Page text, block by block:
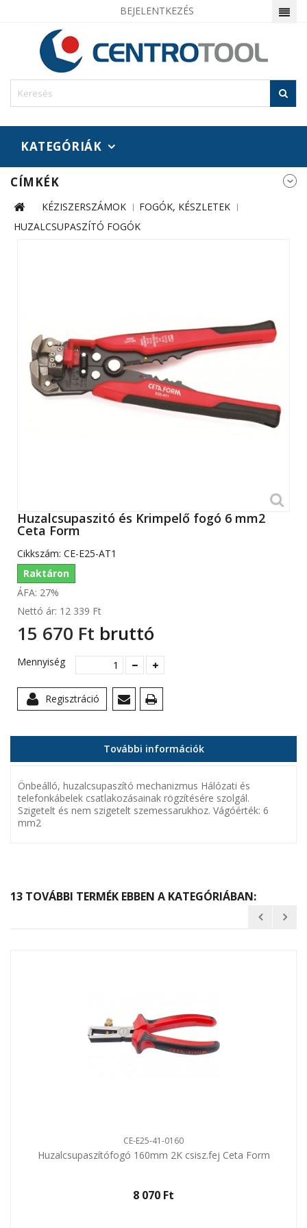
BEJELENTKEZÉS
KATEGÓRIÁK
CÍMKÉK
KÉZISZERSZÁMOK
FOGÓK, KÉSZLETEK
HUZALCSUPASZÍTÓ FOGÓK
Huzalcsupaszitó és Krimpelő fogó 6 mm2
Ceta Form
Cikkszám: CE-E25-AT1
Raktáron
ÁFA: 27%
Nettó ár: 12 339 Ft‎
15 670 Ft‎ bruttó
Mennyiség
Regisztráció
További információk
Önbeálló, huzalcsupaszító mechanizmus Hálózati és
telefonkábelek csatlakozásainak rögzítésére szolgál.
Szigetelt és nem szigetelt szemessarukhoz. Vágóérték: 6
mm2
13 TOVÁBBI TERMÉK EBBEN A KATEGÓRIÁBAN:
CE-E25-41-0160
Huzalcsupaszítófogó 160mm 2K csisz.fej Ceta Form
8 070 Ft‎